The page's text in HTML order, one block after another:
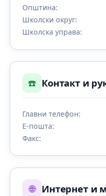
Општина:
Школски округ:
Школска управа:
☎️ Контакт и
Главни телефон:
Е-пошта:
Факс:
🌐 Интернет и